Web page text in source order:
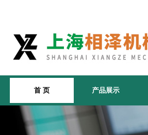
首 页 产品展示